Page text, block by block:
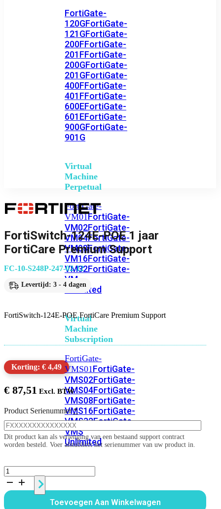
FortiGate-
120GFortiGate-
121GFortiGate-
200FFortiGate-
201FFortiGate-
200GFortiGate-
201GFortiGate-
400FFortiGate-
401FFortiGate-
600EFortiGate-
601EFortiGate-
900GFortiGate-
901G
Virtual
Machine
Perpetual
FortiGate-
VM01FortiGate-
VM02FortiGate-
VM04FortiGate-
VM08FortiGate-
VM16FortiGate-
VM32FortiGate-
VM
Unlimited
Virtual
Machine
Subscription
FortiGate-
VMS01FortiGate-
VMS02FortiGate-
VMS04FortiGate-
VMS08FortiGate-
VMS16FortiGate-
VMS32FortiGate-
VMS
Unlimited
Alle
FortiSwitch-124E-POE 1 jaar
FortiCare Premium Support
FC-10-S248P-247-02-12
Levertijd: 3 - 4 dagen
FortiSwitch-124E-POE FortiCare Premium Support
Korting: € 4,49
€ 87,51
Product Serienummer *
Dit product kan als verlenging van een bestaand support contract
worden besteld. Voer alstublieft het serienummer van uw product in.
FortiSwitch-
124E-
1
jaar
Toevoegen Aan Winkelwagen